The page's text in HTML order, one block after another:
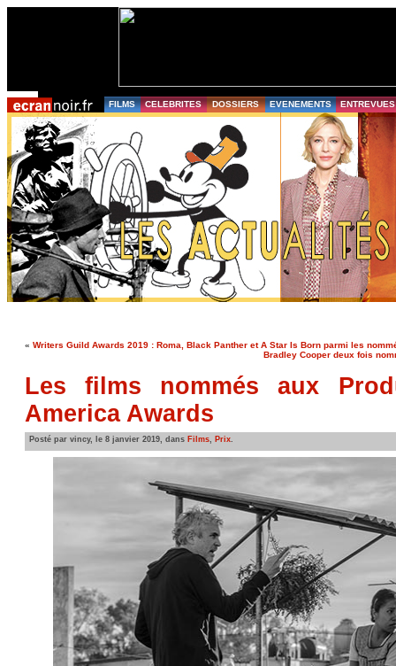
FILMS CELEBRITES DOSSIERS EVENEMENTS ENTREVUES
« Writers Guild Awards 2019 : Roma, Black Panther et A Star Is Born parmi les
Bradley Cooper deux fois
Les films nommés aux
America Awards
Posté par vincy, le 8 janvier 2019, dans Films, Prix.